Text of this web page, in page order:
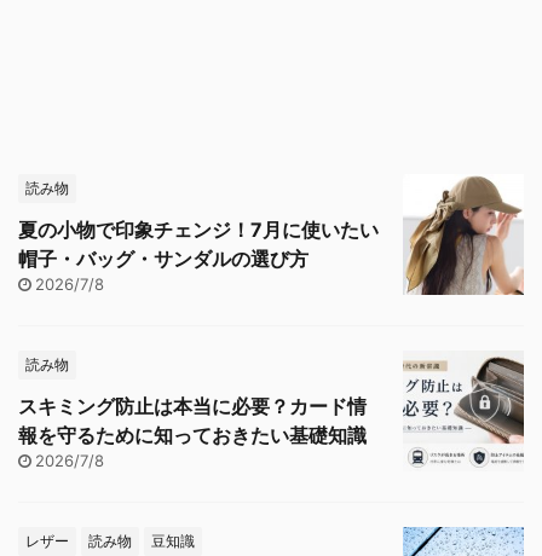
読み物
夏の小物で印象チェンジ！7月に使いたい
帽子・バッグ・サンダルの選び方
2026/7/8
読み物
スキミング防止は本当に必要？カード情
報を守るために知っておきたい基礎知識
2026/7/8
レザー 読み物 豆知識